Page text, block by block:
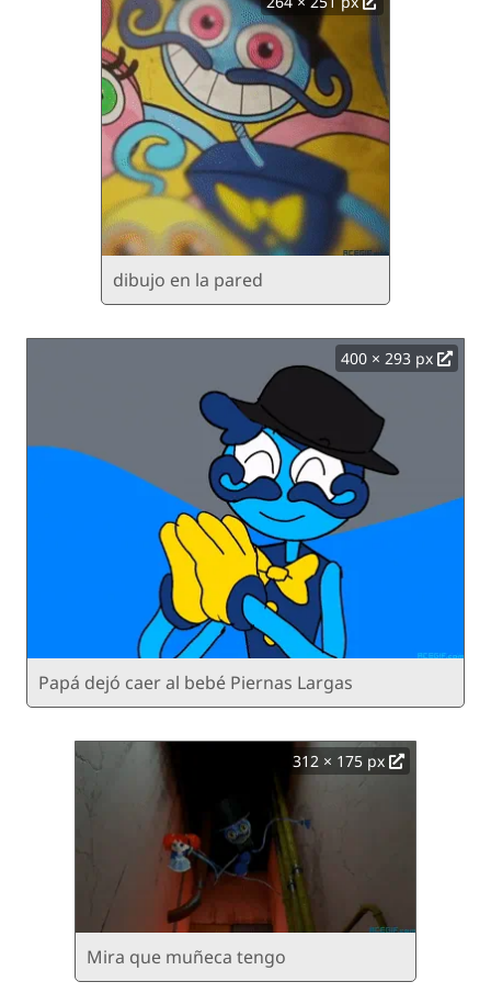
dibujo en la pared
400 × 293 px
Papá dejó caer al bebé Piernas Largas
312 × 175 px
Mira que muñeca tengo